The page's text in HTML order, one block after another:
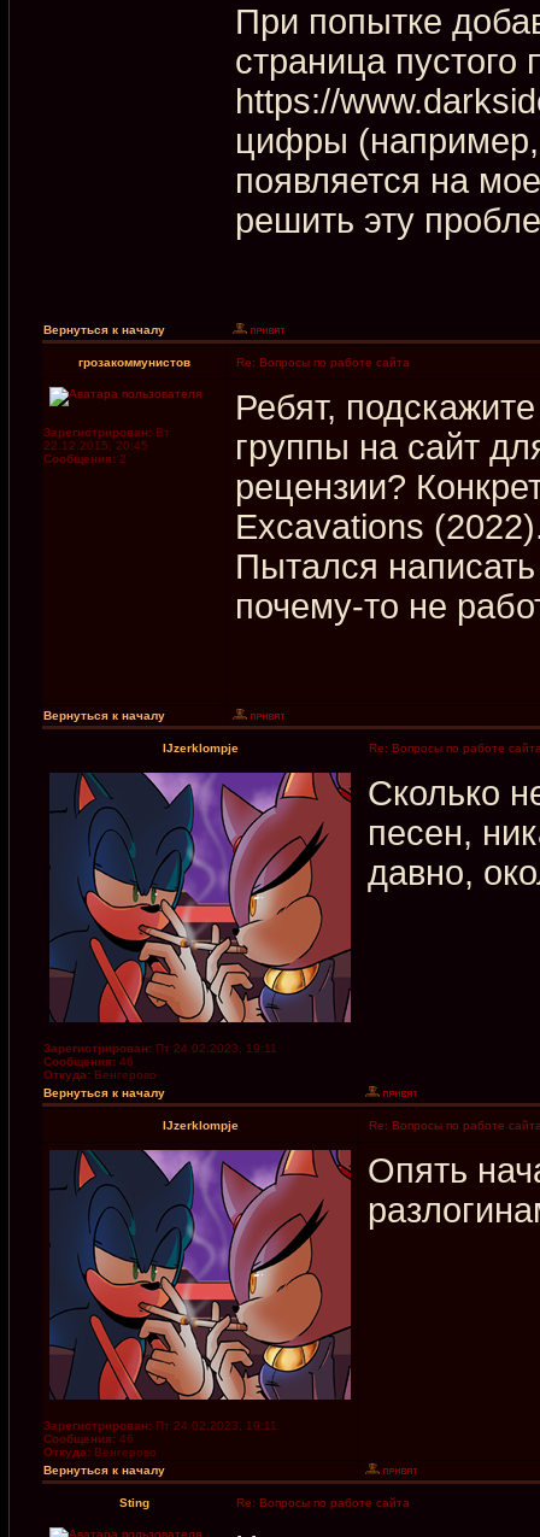
При попытке
страница
https://
цифры (например,
появляется на
решить эту
Вернуться к началу
грозакоммунистов Re: Вопросы по работе сайта
Зарегистрирован: Вт
22.12.2015, 20:45
Сообщения: 2
Ребят,
группы на сайт
рецензии?
Excavations
Пытался
почему-то не
Вернуться к началу
IJzerklompje Re: Вопросы по работе
Зарегистрирован: Пт 24.02.2023, 19:11
Сообщения: 46
Откуда: Венгерово
Сколько
песен,
давно,
Вернуться к началу
IJzerklompje Re: Вопросы по работе
Зарегистрирован: Пт 24.02.2023, 19:11
Сообщения: 46
Откуда: Венгерово
Опять
Вернуться к началу
Sting Re: Вопросы по работе сайта